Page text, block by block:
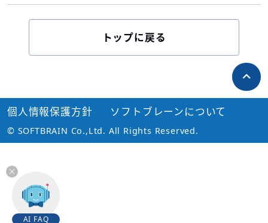
トップに戻る
© SOFTBRAIN Co.,Ltd. All Rights Reserved.
個人情報保護方針 ソフトブレーンについて
AI FAQ